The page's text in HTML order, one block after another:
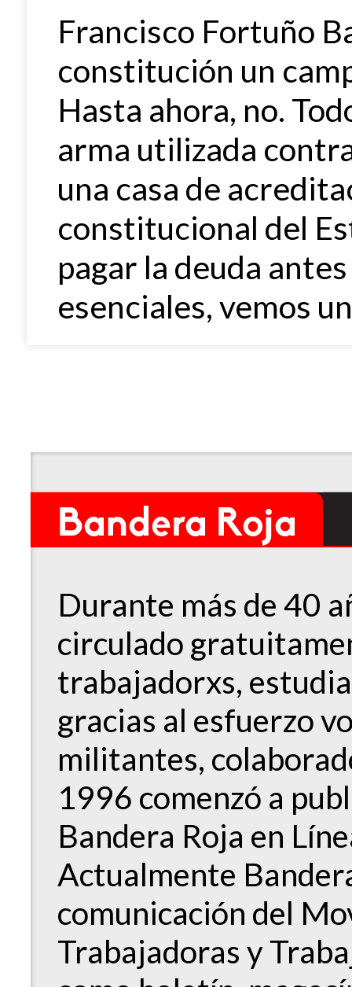
Bandera Roja
Durante más de 40
circulado
trabajadorxs,
gracias al esfuerzo
militantes,
1996 comenzó a
Bandera Roja en
Actualmente
comunicación del
Trabajadoras y
Francisco Fortuño
constitución un
Hasta ahora, no.
arma utilizada
una casa de
constitucional del
pagar la deuda
esenciales, vemos